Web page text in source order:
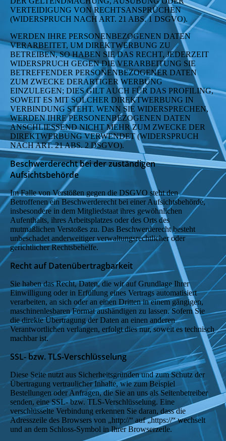
VERTEIDIGUNG VON RECHTSANSPRÜCHEN
(WIDERSPRUCH NACH ART. 21 ABS. 1 DSGVO).
WERDEN IHRE PERSONENBEZOGENEN DATEN
VERARBEITET, UM DIREKTWERBUNG ZU
BETREIBEN, SO HABEN SIE DAS RECHT, JEDERZEIT
WIDERSPRUCH GEGEN DIE VERARBEITUNG SIE
BETREFFENDER PERSONENBEZOGENER DATEN
ZUM ZWECKE DERARTIGER WERBUNG
EINZULEGEN; DIES GILT AUCH FÜR DAS PROFILING,
SOWEIT ES MIT SOLCHER DIREKTWERBUNG IN
VERBINDUNG STEHT. WENN SIE WIDERSPRECHEN,
WERDEN IHRE PERSONENBEZOGENEN DATEN
ANSCHLIESSEND NICHT MEHR ZUM ZWECKE DER
DIREKTWERBUNG VERWENDET (WIDERSPRUCH
NACH ART. 21 ABS. 2 DSGVO).
Beschwerderecht bei der zuständigen
Aufsichtsbehörde
Im Falle von Verstößen gegen die DSGVO steht den
Betroffenen ein Beschwerderecht bei einer Aufsichtsbehörde,
insbesondere in dem Mitgliedstaat ihres gewöhnlichen
Aufenthalts, ihres Arbeitsplatzes oder des Orts des
mutmaßlichen Verstoßes zu. Das Beschwerderecht besteht
unbeschadet anderweitiger verwaltungsrechtlicher oder
gerichtlicher Rechtsbehelfe.
Recht auf Datenübertragbarkeit
Sie haben das Recht, Daten, die wir auf Grundlage Ihrer
Einwilligung oder in Erfüllung eines Vertrags automatisiert
verarbeiten, an sich oder an einen Dritten in einem gängigen,
maschinenlesbaren Format aushändigen zu lassen. Sofern Sie
die direkte Übertragung der Daten an einen anderen
Verantwortlichen verlangen, erfolgt dies nur, soweit es technisch
machbar ist.
SSL- bzw. TLS-Verschlüsselung
Diese Seite nutzt aus Sicherheitsgründen und zum Schutz der
Übertragung vertraulicher Inhalte, wie zum Beispiel
Bestellungen oder Anfragen, die Sie an uns als Seitenbetreiber
senden, eine SSL- bzw. TLS-Verschlüsselung. Eine
verschlüsselte Verbindung erkennen Sie daran, dass die
Adresszeile des Browsers von „http://“ auf „https://“ wechselt
und an dem Schloss-Symbol in Ihrer Browserzeile.